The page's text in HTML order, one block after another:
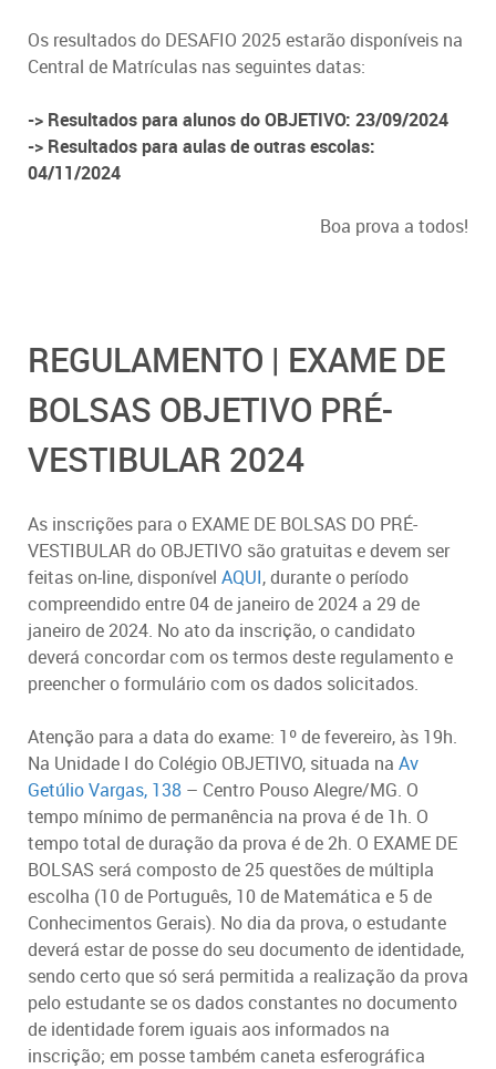
Os resultados do DESAFIO 2025 estarão disponíveis na
Central de Matrículas nas seguintes datas:
-> Resultados para alunos do OBJETIVO: 23/09/2024
-> Resultados para aulas de outras escolas:
04/11/2024
Boa prova a todos!
REGULAMENTO | EXAME DE
BOLSAS OBJETIVO PRÉ-
VESTIBULAR 2024
As inscrições para o EXAME DE BOLSAS DO PRÉ-
VESTIBULAR do OBJETIVO são gratuitas e devem ser
feitas on-line, disponível AQUI, durante o período
compreendido entre 04 de janeiro de 2024 a 29 de
janeiro de 2024. No ato da inscrição, o candidato
deverá concordar com os termos deste regulamento e
preencher o formulário com os dados solicitados.
Atenção para a data do exame: 1º de fevereiro, às 19h.
Na Unidade I do Colégio OBJETIVO, situada na Av
Getúlio Vargas, 138 – Centro Pouso Alegre/MG. O
tempo mínimo de permanência na prova é de 1h. O
tempo total de duração da prova é de 2h. O EXAME DE
BOLSAS será composto de 25 questões de múltipla
escolha (10 de Português, 10 de Matemática e 5 de
Conhecimentos Gerais). No dia da prova, o estudante
deverá estar de posse do seu documento de identidade,
sendo certo que só será permitida a realização da prova
pelo estudante se os dados constantes no documento
de identidade forem iguais aos informados na
inscrição; em posse também caneta esferográfica